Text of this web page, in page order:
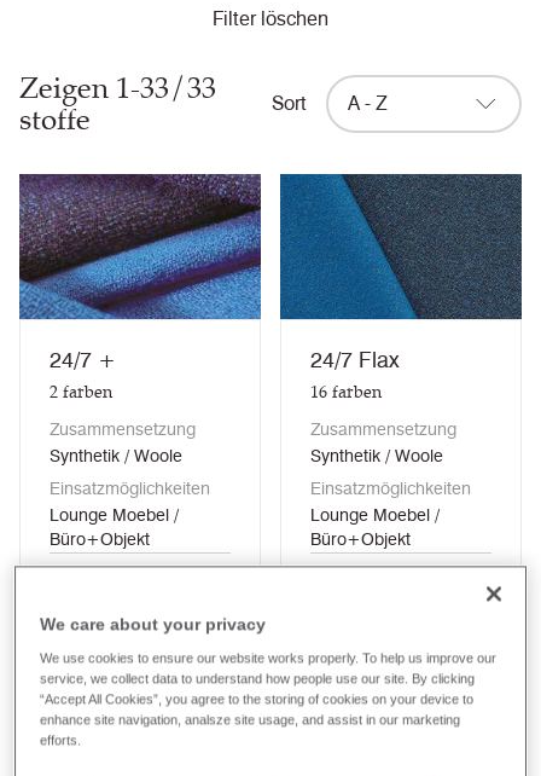
Filter löschen
Zeigen 1-33/33
stoffe Sort A - Z
24/7 +
2farben
Zusammensetzung
Synthetik / Woole
Einsatzmöglichkeiten
Lounge Moebel /
Büro+Objekt
24/7 Flax
16farben
Zusammensetzung
Synthetik / Woole
Einsatzmöglichkeiten
Lounge Moebel /
Büro+Objekt
We care about your privacy
We use cookies to ensure our website works properly. To help us improve our
service, we collect data to understand how people use our site. By clicking
“Accept All Cookies”, you agree to the storing of cookies on your device to
enhance site navigation, analsze site usage, and assist in our marketing
efforts.